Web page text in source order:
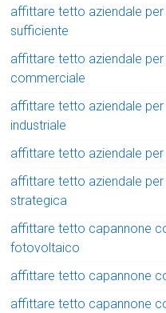
affittare tetto aziendale
sufficiente
affittare tetto aziendale
commerciale
affittare tetto aziendale
industriale
affittare tetto aziendale
affittare tetto aziendale
strategica
affittare tetto capannone
fotovoltaico
affittare tetto capannone
affittare tetto capannone